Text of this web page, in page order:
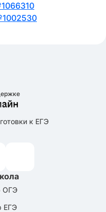
к ЕГЭ
ОГЭ
ЕГЭ